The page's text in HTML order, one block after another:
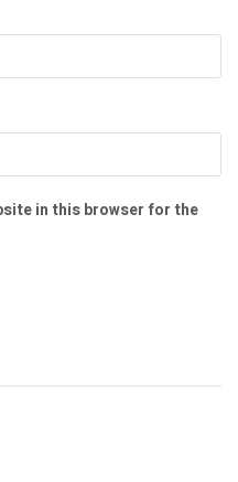
in this browser for the